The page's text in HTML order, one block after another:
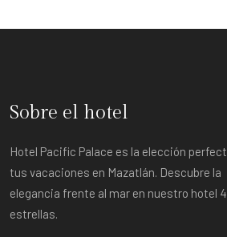
Sobre el hotel
Hotel Pacific Palace es la elección
tus vacaciones en Mazatlán. Descubre la
elegancia frente al mar en nuestro hotel 4
estrellas.